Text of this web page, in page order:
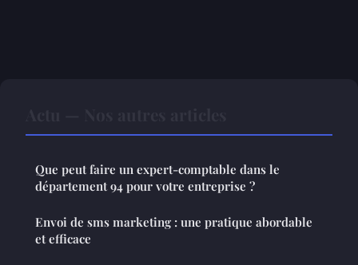
Que peut faire un expert-comptable dans le
département 94 pour votre entreprise ?
Envoi de sms marketing : une pratique abordable
et efficace